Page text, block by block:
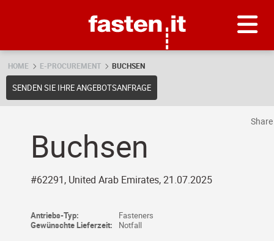
HOME E-PROCUREMENT BUCHSEN
SENDEN SIE IHRE ANGEBOTSANFRAGE
Buchsen
#62291, United Arab Emirates, 21.07.2025
Antriebs-Typ:
Fasteners
Gewünschte Lieferzeit:
Notfall
Share